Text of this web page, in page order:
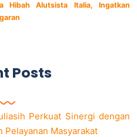
Hibah Alutsista Italia, Ingatkan
Posts
Perkuat Sinergi dengan
Pelayanan Masyarakat